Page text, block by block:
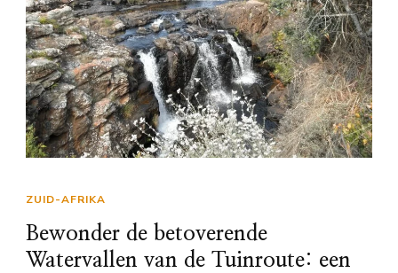
ZUID-AFRIKA
Bewonder de betoverende
Watervallen van de Tuinroute: een